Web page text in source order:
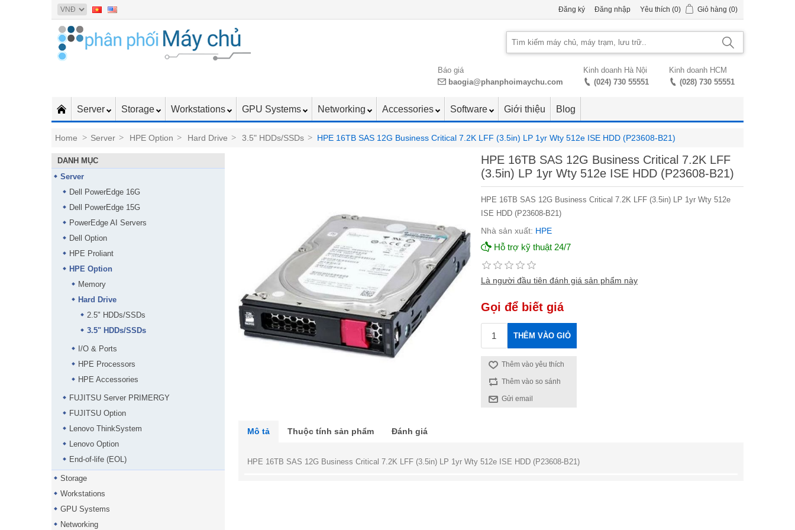
Đăng ký Đăng nhập Yêu thích (0) Giỏ hàng (0)
Báo giá
baogia@phanphoimaychu.com
Kinh doanh Hà Nội
(024) 730 55551
Kinh doanh HCM
(028) 730 55551
Server Storage Workstations GPU Systems Networking Accessories Software Giới thiệu Blog
Home > Server > HPE Option > Hard Drive > 3.5" HDDs/SSDs > HPE 16TB SAS 12G Business Critical 7.2K LFF (3.5in) LP 1yr Wty 512e ISE HDD (P23608-B21)
DANH MỤC
Server
Dell PowerEdge 16G
Dell PowerEdge 15G
PowerEdge AI Servers
Dell Option
HPE Proliant
HPE Option
Memory
Hard Drive
2.5" HDDs/SSDs
3.5" HDDs/SSDs
I/O & Ports
HPE Processors
HPE Accessories
FUJITSU Server PRIMERGY
FUJITSU Option
Lenovo ThinkSystem
Lenovo Option
End-of-life (EOL)
Storage
Workstations
GPU Systems
Networking
HPE 16TB SAS 12G Business Critical 7.2K LFF
(3.5in) LP 1yr Wty 512e ISE HDD (P23608-B21)
HPE 16TB SAS 12G Business Critical 7.2K LFF (3.5in) LP 1yr Wty 512e
ISE HDD (P23608-B21)
Nhà sản xuất: HPE
Hỗ trợ kỹ thuật 24/7
Là người đầu tiên đánh giá sản phẩm này
Gọi để biết giá
THÊM VÀO GIỎ
Thêm vào yêu thích
Thêm vào so sánh
Gửi email
Mô tả Thuộc tính sản phẩm Đánh giá
HPE 16TB SAS 12G Business Critical 7.2K LFF (3.5in) LP 1yr Wty 512e ISE HDD (P23608-B21)